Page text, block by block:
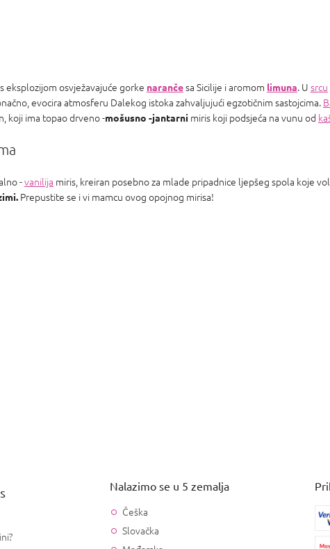
eksplozijom osvježavajuće gorke narančesa Sicilije i aromom limuna. U srcu
evocira atmosferu Dalekog istoka zahvaljujući egzotičnim sastojcima.
koji ima topao drveno -mošusno -jantarni miris koji podsjeća na vunu od
-vanilija miris, kreiran posebno za mlade pripadnice ljepšeg spola koje
Prepustite se i vi mamcu ovog opojnog mirisa!
Nalazimo se u 5 zemalja
Češka
Slovačka